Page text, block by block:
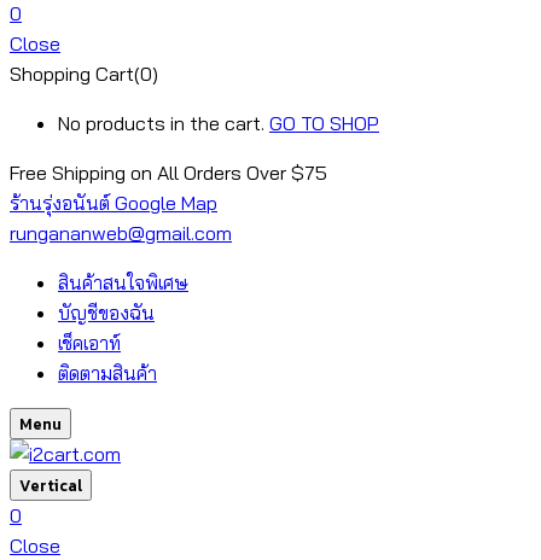
0
Close
Shopping Cart(0)
No products in the cart. GO TO SHOP
Free Shipping on All Orders Over $75
ร้านรุ่งอนันต์ Google Map
rungananweb@gmail.com
สินค้าสนใจพิเศษ
บัญชีของฉัน
เช็คเอาท์
ติดตามสินค้า
Menu
Vertical
0
Close